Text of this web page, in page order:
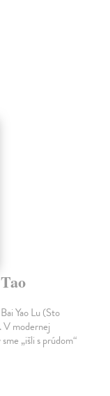
Yao Lu (Sto
V modernej
„išli s prúdom“